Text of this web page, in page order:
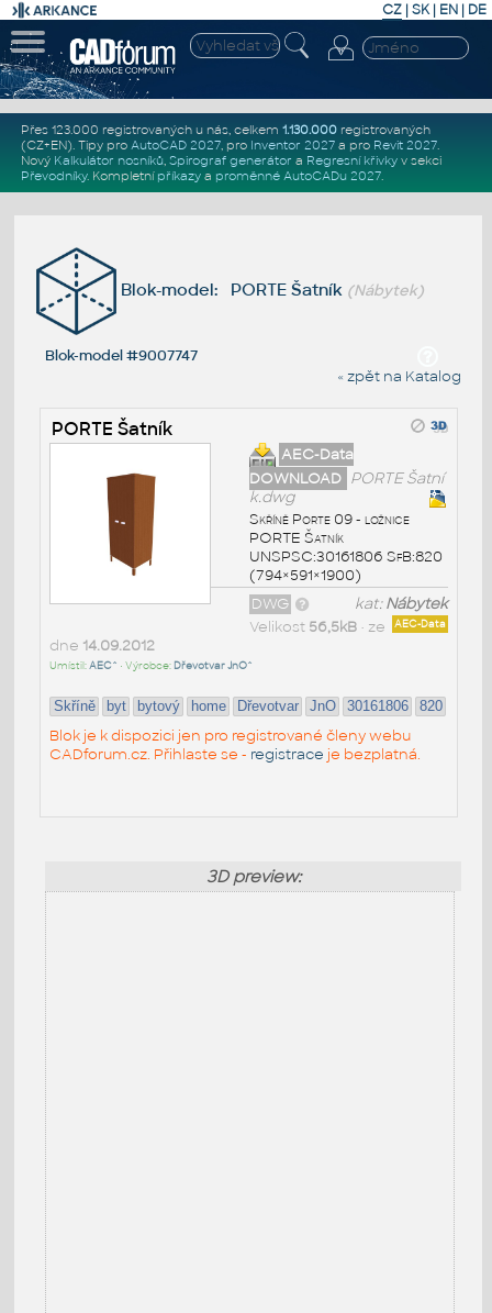
CZ | SK| EN | DE
Přes 123.000 registrovaných u nás, celkem 1.130.000registrovaných
(CZ+EN). Tipy pro AutoCAD 2027, pro Inventor 2027a pro Revit 2027.
Nový Kalkulátor nosníků, Spirograf generátor a Regresní křivkyv sekci
Převodníky. Kompletní příkazya proměnné AutoCADu 2027.
Blok-model: PORTE Šatník (Nábytek)
Blok-model #9007747
« zpět na Katalog
PORTE Šatník
AEC-Data
DOWNLOAD PORTE Šatní
k.dwg
Skříně Porte 09 - ložnice
PORTE Šatník
UNSPSC:30161806 SfB:820
(794×591×1900)
kat:Nábytek
DWG
AEC-Data
Velikost 56,5kB• ze
dne 14.09.2012
Umístil:AEC^ • Výrobce: Dřevotvar JnO^
Skříně byt bytový home Dřevotvar JnO 30161806 820
Blok je k dispozici jen pro registrované členy webu
CADforum.cz. Přihlaste se - registrace je bezplatná.
3D preview: